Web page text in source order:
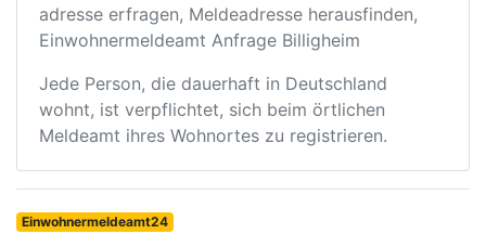
adresse erfragen, Meldeadresse herausfinden,
Einwohnermeldeamt Anfrage Billigheim
Jede Person, die dauerhaft in Deutschland
wohnt, ist verpflichtet, sich beim örtlichen
Meldeamt ihres Wohnortes zu registrieren.
Einwohnermeldeamt24